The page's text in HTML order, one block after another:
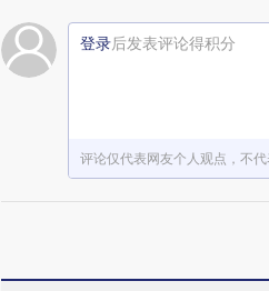
登录后发表评论得积分
评论仅代表网友个人观点，不